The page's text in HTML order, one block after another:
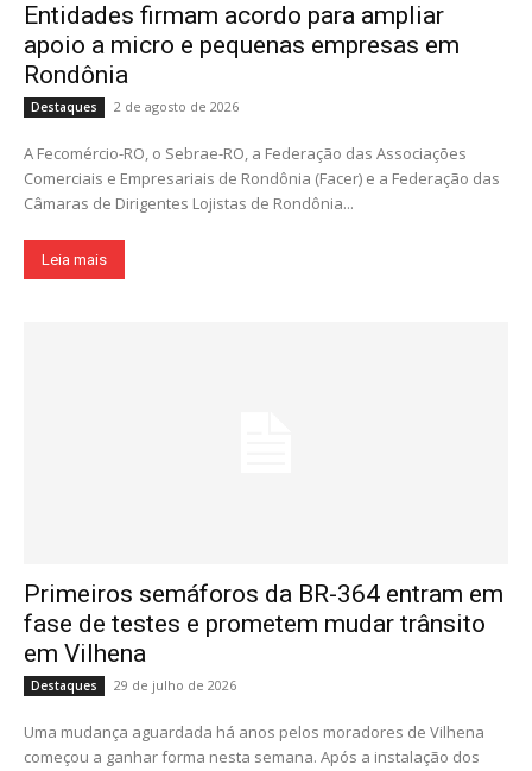
Entidades firmam acordo para ampliar
apoio a micro e pequenas empresas em
Rondônia
Destaques 2 de agosto de 2026
A Fecomércio-RO, o Sebrae-RO, a Federação das Associações
Comerciais e Empresariais de Rondônia (Facer) e a Federação das
Câmaras de Dirigentes Lojistas de Rondônia...
Leia mais
Primeiros semáforos da BR-364 entram em
fase de testes e prometem mudar trânsito
em Vilhena
Destaques 29 de julho de 2026
Uma mudança aguardada há anos pelos moradores de Vilhena
começou a ganhar forma nesta semana. Após a instalação dos